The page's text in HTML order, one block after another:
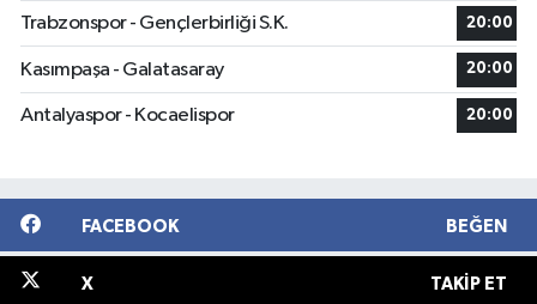
Trabzonspor - Gençlerbirliği S.K. 20:00
Kasımpaşa - Galatasaray 20:00
Antalyaspor - Kocaelispor 20:00
FACEBOOK BEĞEN
X TAKIP ET